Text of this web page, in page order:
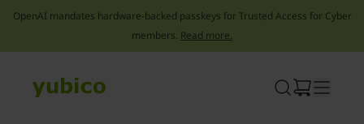
OpenAI mandates hardware-backed passkeys for Trusted Access for Cyber
members. Read more.